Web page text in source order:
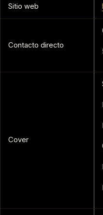
Sitio web
Contacto directo
Cover